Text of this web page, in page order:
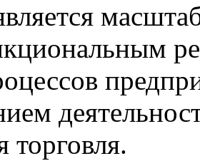
торговля.